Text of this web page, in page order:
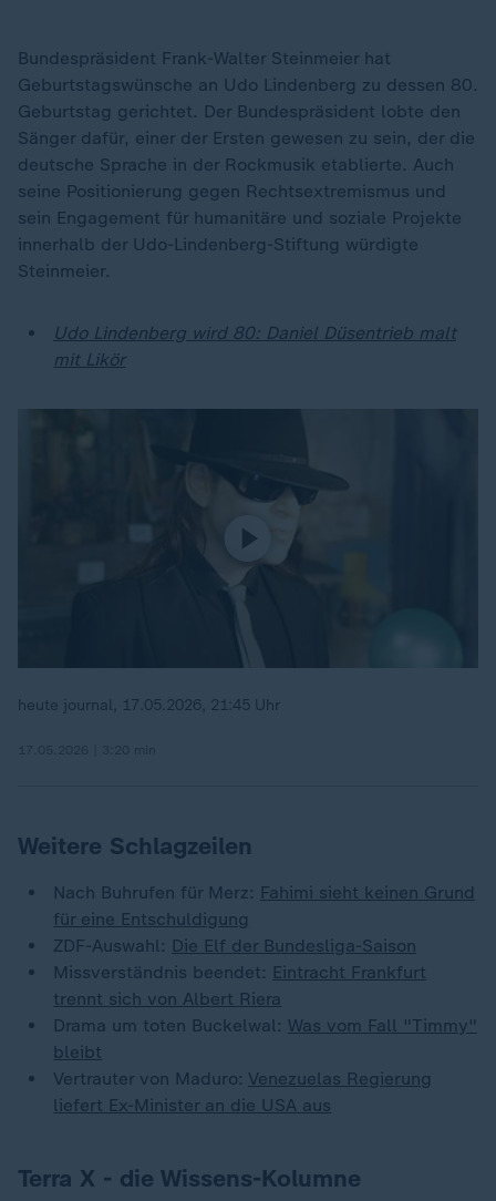
Bundespräsident Frank-Walter Steinmeier hat
Geburtstagswünsche an Udo Lindenberg zu dessen 80.
Geburtstag gerichtet. Der Bundespräsident lobte den
Sänger dafür, einer der Ersten gewesen zu sein, der die
deutsche Sprache in der Rockmusik etablierte. Auch
seine Positionierung gegen Rechtsextremismus und
sein Engagement für humanitäre und soziale Projekte
innerhalb der Udo-Lindenberg-Stiftung würdigte
Steinmeier.
Udo Lindenberg wird 80: Daniel Düsentrieb malt
mit Likör
heute journal, 17.05.2026, 21:45 Uhr
Weitere Schlagzeilen
Nach Buhrufen für Merz: Fahimi sieht keinen Grund
für eine Entschuldigung
ZDF-Auswahl: Die Elf der Bundesliga-Saison
Missverständnis beendet: Eintracht Frankfurt
trennt sich von Albert Riera
Drama um toten Buckelwal: Was vom Fall "Timmy"
bleibt
Vertrauter von Maduro: Venezuelas Regierung
liefert Ex-Minister an die USA aus
Terra X - die Wissens-Kolumne